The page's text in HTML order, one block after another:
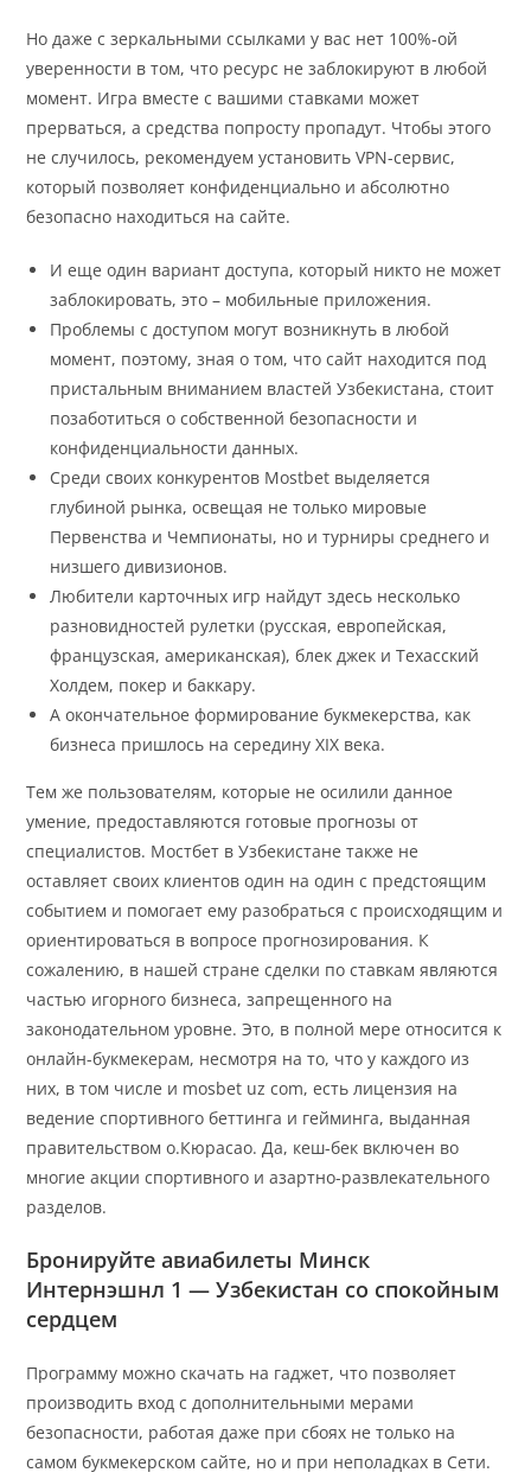
Но даже с зеркальными ссылками у вас нет 100%-ой
уверенности в том, что ресурс не заблокируют в любой
момент. Игра вместе с вашими ставками может
прерваться, а средства попросту пропадут. Чтобы этого
не случилось, рекомендуем установить VPN-сервис,
который позволяет конфиденциально и абсолютно
безопасно находиться на сайте.
И еще один вариант доступа, который никто не может
заблокировать, это – мобильные приложения.
Проблемы с доступом могут возникнуть в любой
момент, поэтому, зная о том, что сайт находится под
пристальным вниманием властей Узбекистана, стоит
позаботиться о собственной безопасности и
конфиденциальности данных.
Среди своих конкурентов Mostbet выделяется
глубиной рынка, освещая не только мировые
Первенства и Чемпионаты, но и турниры среднего и
низшего дивизионов.
Любители карточных игр найдут здесь несколько
разновидностей рулетки (русская, европейская,
французская, американская), блек джек и Техасский
Холдем, покер и баккару.
А окончательное формирование букмекерства, как
бизнеса пришлось на середину XIX века.
Тем же пользователям, которые не осилили данное
умение, предоставляются готовые прогнозы от
специалистов. Мостбет в Узбекистане также не
оставляет своих клиентов один на один с предстоящим
событием и помогает ему разобраться с происходящим и
ориентироваться в вопросе прогнозирования. К
сожалению, в нашей стране сделки по ставкам являются
частью игорного бизнеса, запрещенного на
законодательном уровне. Это, в полной мере относится к
онлайн-букмекерам, несмотря на то, что у каждого из
них, в том числе и mosbet uz com, есть лицензия на
ведение спортивного беттинга и гейминга, выданная
правительством о.Кюрасао. Да, кеш-бек включен во
многие акции спортивного и азартно-развлекательного
разделов.
Бронируйте авиабилеты Минск
Интернэшнл 1 — Узбекистан со спокойным
сердцем
Программу можно скачать на гаджет, что позволяет
производить вход с дополнительными мерами
безопасности, работая даже при сбоях не только на
самом букмекерском сайте, но и при неполадках в Сети.